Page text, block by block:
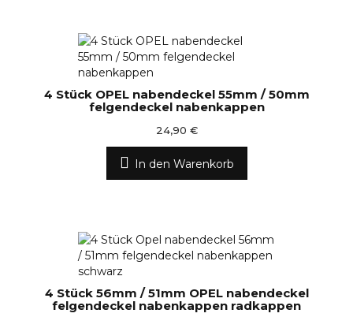
4 Stück OPEL nabendeckel 55mm / 50mm
felgendeckel nabenkappen
24,90 €
In den Warenkorb
4 Stück 56mm / 51mm OPEL nabendeckel
felgendeckel nabenkappen radkappen